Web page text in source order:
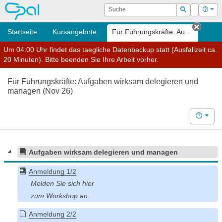
OPAL Suche
Suchen
Login Hilfe
Startseite Kursangebote Für Führungskräfte: Au...
Tab
Um 04:00 Uhr findet das taegliche Datenbackup statt (Ausfallzeit ca.
20 Minuten). Bitte beenden Sie Ihre Arbeit vorher.
Für Führungskräfte: Aufgaben wirksam delegieren und
managen (Nov 26)
Hilfe
Aufgaben wirksam delegieren und managen
Anmeldung 1/2
Anmeldung 2/2